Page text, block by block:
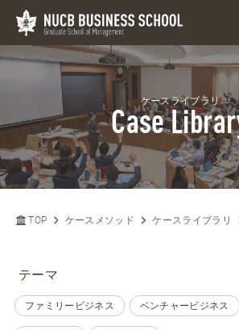
ケースライブラリ
Case
TOP ケースメソッド ケースライブラリ
テーマ
ファミリービジネス ベンチャービジネス